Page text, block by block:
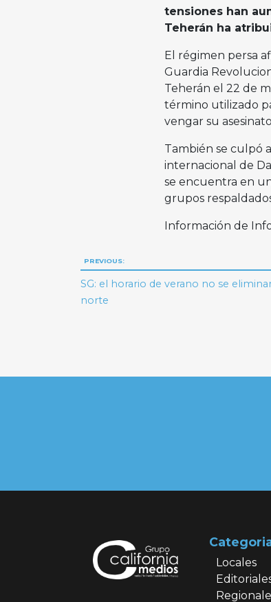
tensiones han
Teherán ha
El régimen persa
Guardia
Teherán el 22 de
término utilizado
vengar su
También se culpó
internacional de
se encuentra en
grupos
Información de
Navegación
de
PREVIOUS:
SG: el horario de verano no se
norte
Locales